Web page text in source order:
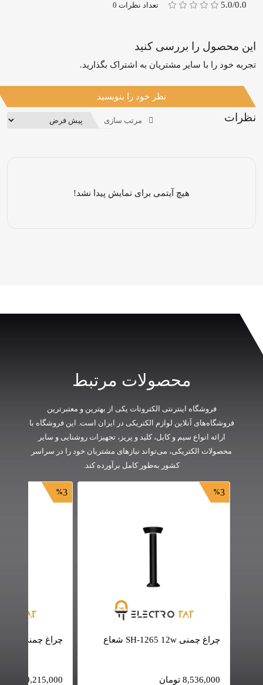
5.0/0.0 تعداد نظرات 0
این محصول را بررسی کنید
تجربه خود را با سایر مشتریان به اشتراک بگذارید.
نظر خود را بنویسید
نظرات مرتب سازی
هیچ آیتمی برای نمایش پیدا نشد!
محصولات مرتبط
فروشگاه اینترنتی الکتروتات یکی از بهترین و معتبرترین
فروشگاه‌های آنلاین لوازم الکتریکی در ایران است. این فروشگاه با
ارائه انواع سیم و کابل، کلید و پریز، تجهیزات روشنایی و سایر
محصولات الکتریکی، می‌تواند نیازهای مشتریان خود را در سراسر
کشور به‌طور کامل برآورده کند.
3
چراغ چمنی SH-1265 12w شعاع
8,536,000 تومان
3
چراغ چمنی SH-1268 12w شعاع
9,215,000